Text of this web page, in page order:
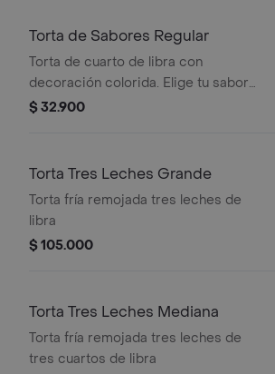
Torta de Sabores Regular
Torta de cuarto de libra con
decoración colorida. Elige tu sabor
preferido.
$ 32.900
Torta Tres Leches Grande
Torta fría remojada tres leches de
libra
$ 105.000
Torta Tres Leches Mediana
Torta fría remojada tres leches de
tres cuartos de libra